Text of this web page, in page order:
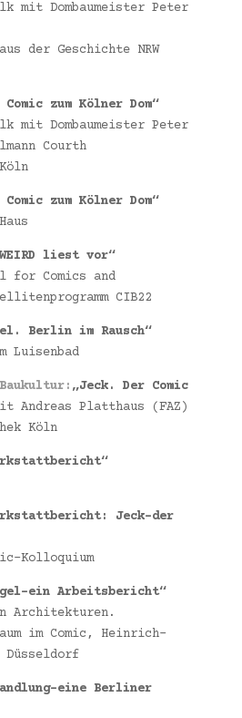
mit Dombaumeister Peter
der Geschichte NRW
zum Kölner Dom“
mit Dombaumeister Peter
Courth
zum Kölner Dom“
WEIRD liest vor“
for Comics and
CIB22
Berlin im Rausch“
Luisenbad
„Jeck. Der Comic
Andreas Platthaus (FAZ)
Köln
Jeck-der
Kolloquium
ein Arbeitsbericht“
Architekturen.
im Comic, Heinrich-
eine Berliner